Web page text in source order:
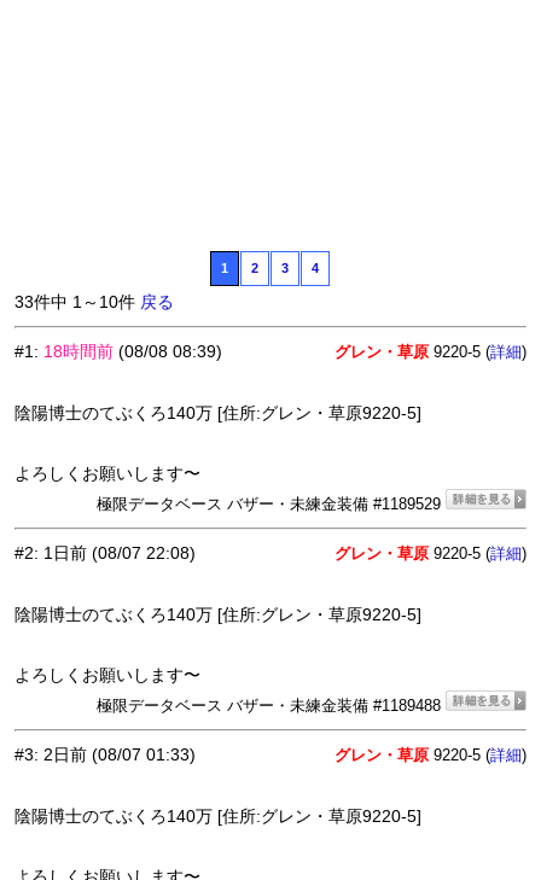
1 2 3 4
33件中 1～10件 戻る
#1: 18時間前 (08/08 08:39) グレン・草原 9220-5 (詳細)
陰陽博士のてぶくろ140万 [住所:グレン・草原9220-5]
よろしくお願いします〜
極限データベース バザー・未練金装備 #1189529
#2: 1日前 (08/07 22:08) グレン・草原 9220-5 (詳細)
陰陽博士のてぶくろ140万 [住所:グレン・草原9220-5]
よろしくお願いします〜
極限データベース バザー・未練金装備 #1189488
#3: 2日前 (08/07 01:33) グレン・草原 9220-5 (詳細)
陰陽博士のてぶくろ140万 [住所:グレン・草原9220-5]